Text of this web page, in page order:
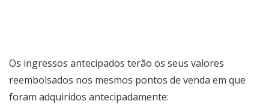
Os ingressos antecipados terão os seus valores
reembolsados nos mesmos pontos de venda em que
foram adquiridos antecipadamente: